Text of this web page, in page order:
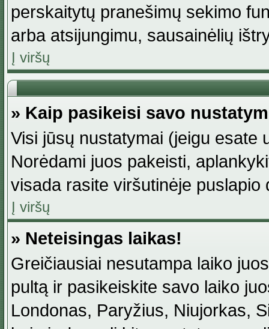
perskaitytų pranešimų sekimo
arba atsijungimu, sausainėlių
Į viršų
» Kaip pasikeisi savo
Visi jūsų nustatymai (jeigu esate
Norėdami juos pakeisti,
visada rasite viršutinėje
Į viršų
» Neteisingas laikas!
Greičiausiai nesutampa laiko
pultą ir pasikeiskite savo laiko
Londonas, Paryžius, Niujorkas,